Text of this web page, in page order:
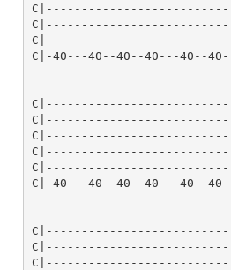
C|-40---40--40--40---40--
C|-40---40--40--40---40--